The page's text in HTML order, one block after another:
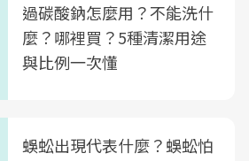
過碳酸鈉怎麼用？不能洗什
麼？哪裡買？5種清潔用途
與比例一次懂
蜈蚣出現代表什麼？蜈蚣怕